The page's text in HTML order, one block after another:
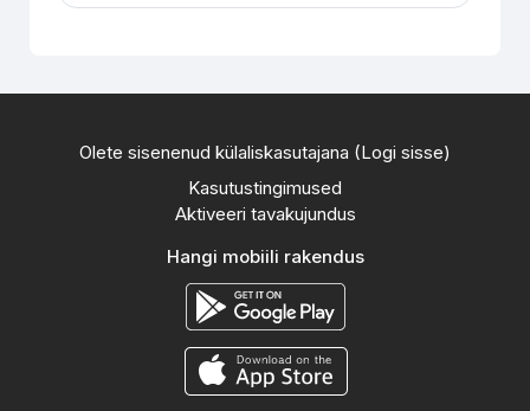
Olete sisenenud külaliskasutajana (Logi sisse)
Kasutustingimused
Aktiveeri tavakujundus
Hangi mobiili rakendus